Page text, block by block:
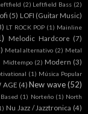
(2) Leftfield Bass (2)
(5) LOFI (Guitar Music)
LT ROCK POP (1) Mainline
Melodic Hardcore (7)
Metal alternativo (2) Metal
Midtempo (2) Modern (3)
(1) Música Popular
AGE (4) New wave (52)
(1) Norteño (1) North
Nu Jazz / Jazztronica (4)